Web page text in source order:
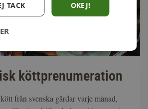
köttprenumeration
från svenska gårdar varje månad,
OKEJ!
TACK